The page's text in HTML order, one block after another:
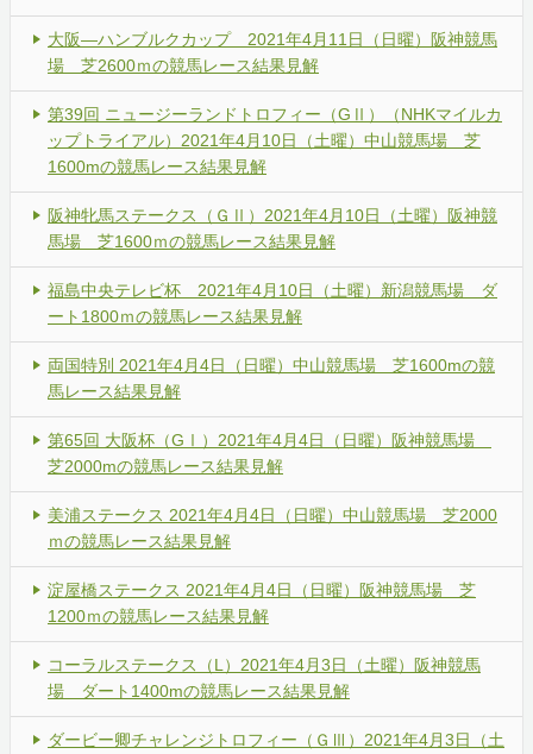
大阪―ハンブルクカップ 2021年4月11日（日曜）阪神競馬
場 芝2600ｍの競馬レース結果見解
第39回 ニュージーランドトロフィー（GⅡ）（NHKマイルカ
ップトライアル）2021年4月10日（土曜）中山競馬場 芝
1600mの競馬レース結果見解
阪神牝馬ステークス（ＧⅡ）2021年4月10日（土曜）阪神競
馬場 芝1600ｍの競馬レース結果見解
福島中央テレビ杯 2021年4月10日（土曜）新潟競馬場 ダ
ート1800ｍの競馬レース結果見解
両国特別 2021年4月4日（日曜）中山競馬場 芝1600mの競
馬レース結果見解
第65回 大阪杯（GⅠ）2021年4月4日（日曜）阪神競馬場
芝2000mの競馬レース結果見解
美浦ステークス 2021年4月4日（日曜）中山競馬場 芝2000
ｍの競馬レース結果見解
淀屋橋ステークス 2021年4月4日（日曜）阪神競馬場 芝
1200ｍの競馬レース結果見解
コーラルステークス（L）2021年4月3日（土曜）阪神競馬
場 ダート1400mの競馬レース結果見解
ダービー卿チャレンジトロフィー（ＧⅢ）2021年4月3日（土